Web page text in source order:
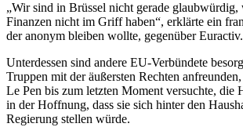
„Wir sind in Brüssel nicht gerade glaubwürdig,
Finanzen nicht im Griff haben“, erklärte ein
der anonym bleiben wollte, gegenüber Euractiv.
Unterdessen sind andere EU-Verbündete
Truppen mit der äußersten Rechten
Le Pen bis zum letzten Moment versuchte, die
in der Hoffnung, dass sie sich hinter den
Regierung stellen würde.